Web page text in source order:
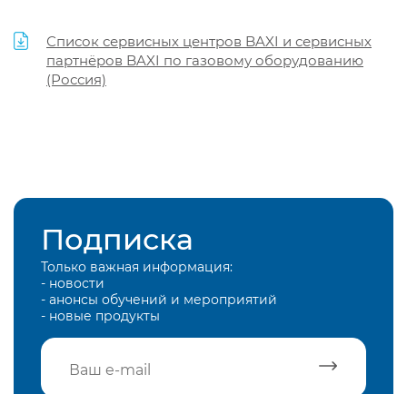
Список сервисных центров BAXI и сервисных
партнёров BAXI по газовому оборудованию
(Россия)
Подписка
Только важная информация:
- новости
- анонсы обучений и мероприятий
- новые продукты